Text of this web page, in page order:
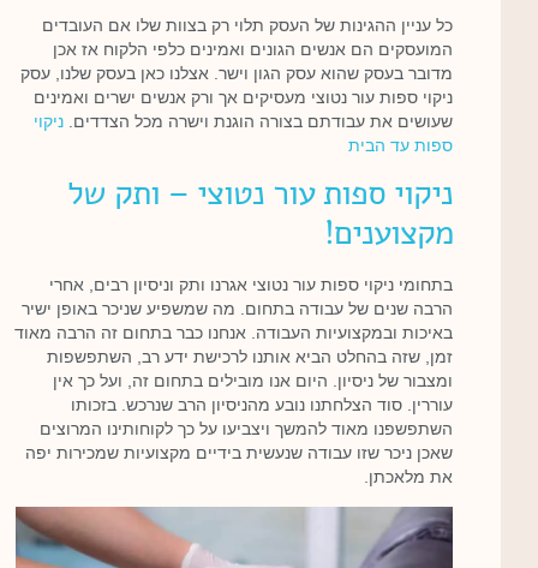
כל עניין ההגינות של העסק תלוי רק בצוות שלו אם העובדים
המועסקים הם אנשים הגונים ואמינים כלפי הלקוח אז אכן
מדובר בעסק שהוא עסק הגון וישר. אצלנו כאן בעסק שלנו, עסק
ניקוי ספות עור נטוצי מעסיקים אך ורק אנשים ישרים ואמינים
שעושים את עבודתם בצורה הוגנת וישרה מכל הצדדים. ניקוי
ספות עד הבית
ניקוי ספות עור נטוצי – ותק של
מקצוענים!
בתחומי ניקוי ספות עור נטוצי אגרנו ותק וניסיון רבים, אחרי
הרבה שנים של עבודה בתחום. מה שמשפיע שניכר באופן ישיר
באיכות ובמקצועיות העבודה. אנחנו כבר בתחום זה הרבה מאוד
זמן, שזה בהחלט הביא אותנו לרכישת ידע רב, השתפשפות
ומצבור של ניסיון. היום אנו מובילים בתחום זה, ועל כך אין
עוררין. סוד הצלחתנו נובע מהניסיון הרב שנרכש. בזכותו
השתפשפנו מאוד להמשך ויצביעו על כך לקוחותינו המרוצים
שאכן ניכר שזו עבודה שנעשית בידיים מקצועיות שמכירות יפה
את מלאכתן.